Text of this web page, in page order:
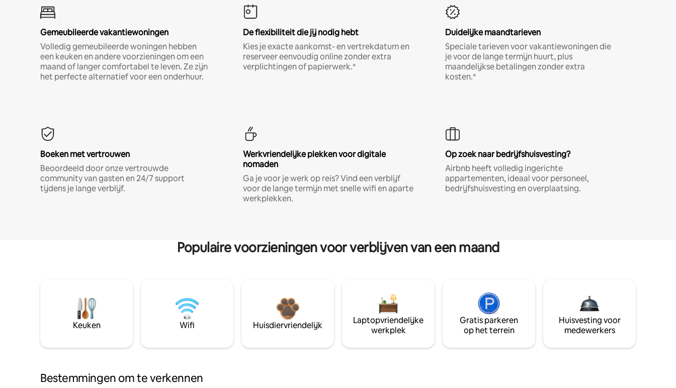
Gemeubileerde vakantiewoningen
Volledig gemeubileerde woningen hebben
een keuken en andere voorzieningen om een
maand of langer comfortabel te leven. Ze zijn
het perfecte alternatief voor een onderhuur.
De flexibiliteit die jij nodig hebt
Kies je exacte aankomst- en vertrekdatum en
reserveer eenvoudig online zonder extra
verplichtingen of papierwerk.*
Duidelijke maandtarieven
Speciale tarieven voor vakantiewoningen die
je voor de lange termijn huurt, plus
maandelijkse betalingen zonder extra
kosten.*
Boeken met vertrouwen
Beoordeeld door onze vertrouwde
community van gasten en 24/7 support
tijdens je lange verblijf.
Werkvriendelijke plekken voor digitale
nomaden
Ga je voor je werk op reis? Vind een verblijf
voor de lange termijn met snelle wifi en aparte
werkplekken.
Op zoek naar bedrijfshuisvesting?
Airbnb heeft volledig ingerichte
appartementen, ideaal voor personeel,
bedrijfshuisvesting en overplaatsing.
Populaire voorzieningen voor verblijven van een maand
Keuken Wifi Huisdiervriendelijk
Laptopvriendelijke
werkplek
Gratis parkeren
op het terrein
Huisvesting voor
medewerkers
Bestemmingen om te verkennen